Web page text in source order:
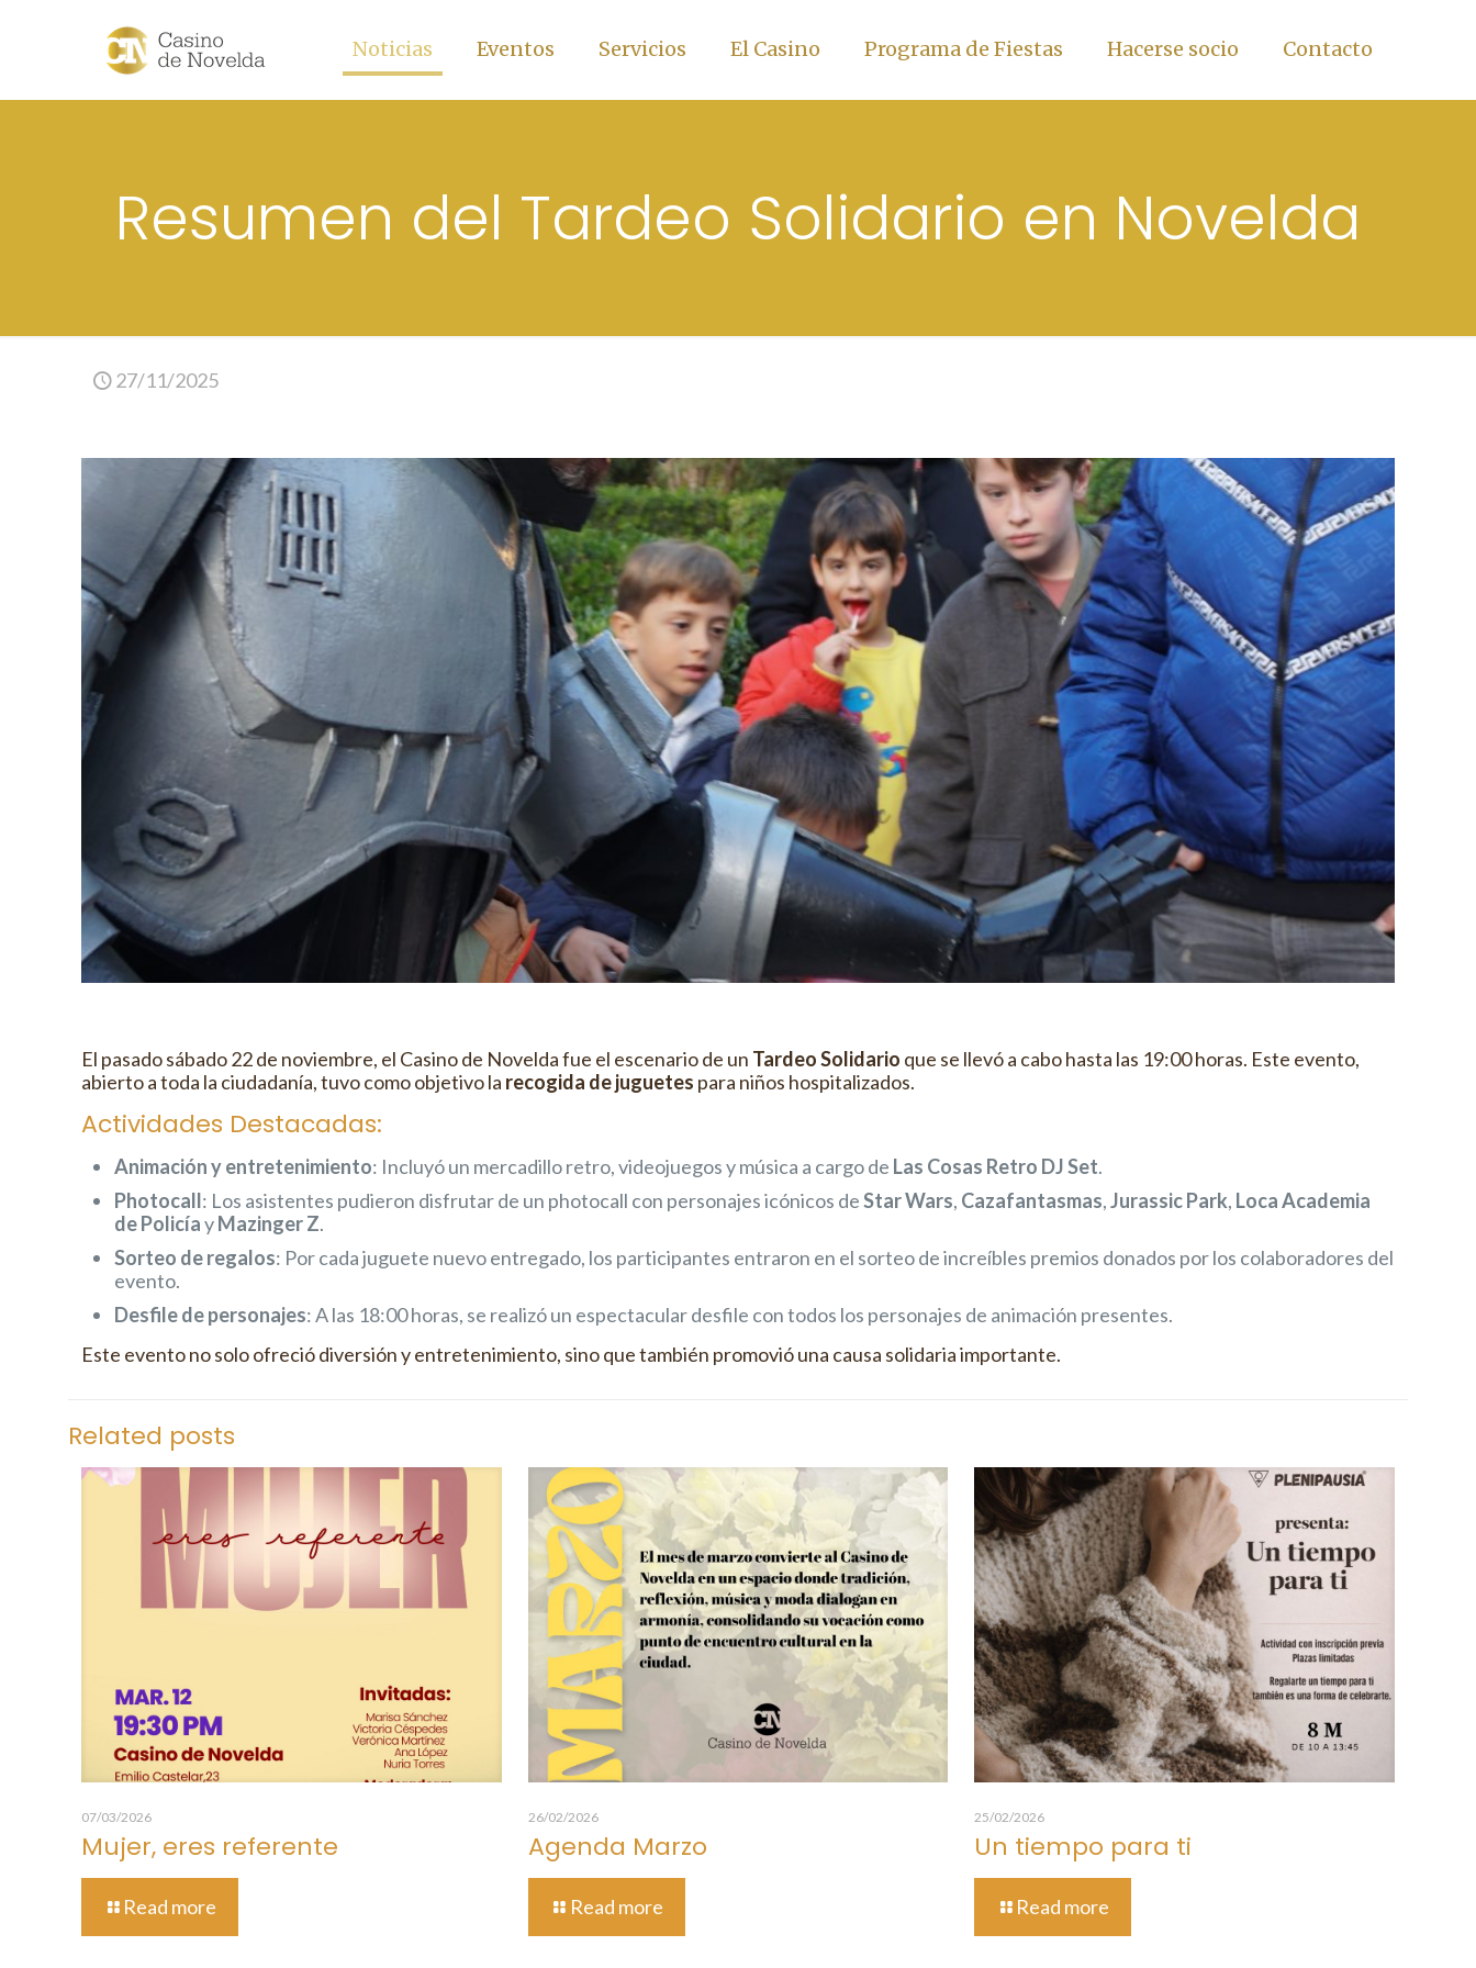
Noticias Eventos Servicios El Casino Programa de Fiestas Hacerse socio Contacto
Resumen del Tardeo Solidario en Novelda
27/11/2025
El pasado sábado 22 de noviembre, el Casino de Novelda fue el escenario de un Tardeo Solidario que se llevó a cabo hasta las 19:00 horas. Este evento,
abierto a toda la ciudadanía, tuvo como objetivo la recogida de juguetes para niños hospitalizados.
Actividades Destacadas:
Animación y entretenimiento: Incluyó un mercadillo retro, videojuegos y música a cargo de Las Cosas Retro DJ Set.
Photocall: Los asistentes pudieron disfrutar de un photocall con personajes icónicos deStar Wars, Cazafantasmas,Jurassic Park, Loca Academia
de PolicíayMazinger Z.
Sorteo de regalos: Por cada juguete nuevo entregado, los participantes entraron en el sorteo de increíbles premios donados por los colaboradores del
evento.
Desfile de personajes: A las 18:00 horas, se realizó un espectacular desfile con todos los personajes de animación presentes.
Este evento no solo ofreció diversión y entretenimiento, sino que también promovió una causa solidaria importante.
Related posts
07/03/2026
Mujer, eres referente
Read more
26/02/2026
Agenda Marzo
Read more
25/02/2026
Un tiempo para ti
Read more